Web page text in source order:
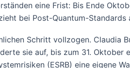
eine Frist: Bis Ende
bei Post-Quantum-Standards
Schritt vollzogen. Claudia
sie auf, bis zum 31.
(ESRB) eine eigene